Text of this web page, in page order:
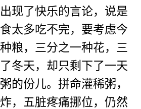
现了快乐的言论，说是
太多吃不完，要考虑今
粮，三分之一种花，三
冬天，却只剩下了一天
的份儿。拼命灌稀粥，
，五脏疼痛挪位，仍然